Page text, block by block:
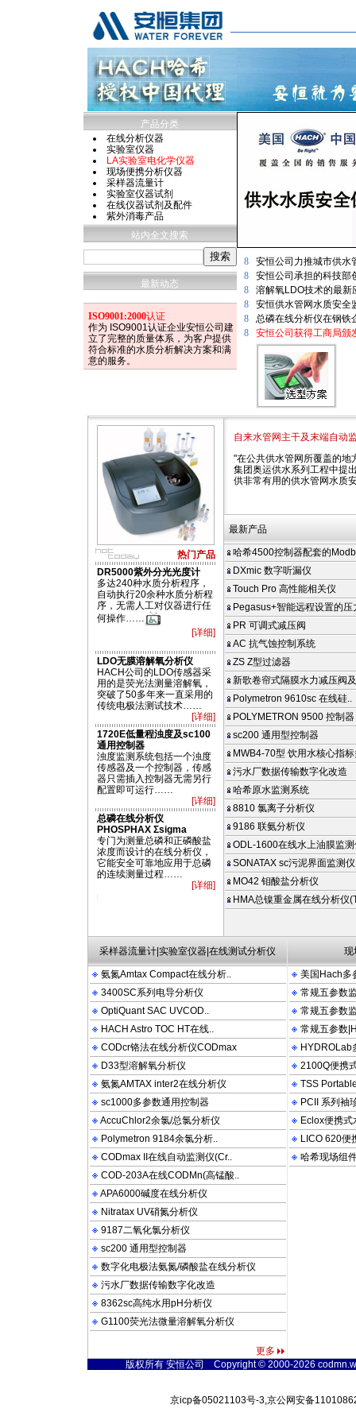
产品分类
在线分析仪器
实验室仪器
LA实验室电化学仪器
现场便携分析仪器
采样器流量计
实验室仪器试剂
在线仪器试剂及配件
紫外消毒产品
站内全文搜索
最新动态
ISO9001:2000认证
作为 ISO9001认证企业安恒公司建
立了完整的质量体系，为客户提供
符合标准的水质分析解决方案和满
意的服务。
8
安恒公司力推城市供水
8
安恒公司承担的科技部
8
溶解氧LDO技术的最新
8
安恒供水管网水质安全
8
总磷在线分析仪在钢铁
8
安恒公司获得工商局颁
热门产品
DR5000紫外分光光度计
多达240种水质分析程序，
自动执行20余种水质分析程
序，无需人工对仪器进行任
何操作……
[详细]
LDO无膜溶解氧分析仪
HACH公司的LDO传感器采
用的是荧光法测量溶解氧，
突破了50多年来一直采用的
传统电极法测试技术……
[详细]
1720E低量程浊度及sc100
通用控制器
浊度监测系统包括一个浊度
传感器及一个控制器，传感
器只需插入控制器无需另行
配置即可运行……
[详细]
总磷在线分析仪
PHOSPHAX Σsigma
专门为测量总磷和正磷酸盐
浓度而设计的在线分析仪，
它能安全可靠地应用于总磷
的连续测量过程……
[详细]
COM PACT 2100N 2100P 2100AN DRB200 FT660 LDO OTT HYDROLAB
自来水管网主干及末端自动
"在公共供水管网所覆盖的地
集团奥运供水系列工程中提
供非常有用的供水管网水质
最新产品
哈希4500控制器配套的
DXmic 数字听漏仪
Touch Pro 高性能相关仪
Pegasus+智能远程设置的压
PR 可调式减压阀
AC 抗气蚀控制系统
ZS Z型过滤器
新歌卷帘式隔膜水力减压阀
Polymetron 9610sc 在线硅..
POLYMETRON 9500 控制器
sc200 通用型控制器
MWB4-70型 饮用水核心指
污水厂数据传输数字化改造
哈希原水监测系统
8810 氯离子分析仪
9186 联氨分析仪
ODL-1600在线水上油膜监测
SONATAX sc污泥界面监测仪
MO42 钼酸盐分析仪
HMA总镍重金属在线分析仪
采样器流量计|实验室仪器|在线测试分析仪 现
氨氮Amtax Compact在线分析..
3400SC系列电导分析仪
OptiQuant SAC UVCOD..
HACH Astro TOC HT在线..
CODcr铬法在线分析仪CODmax
D33型溶解氧分析仪
氨氮AMTAX inter2在线分析仪
sc1000多参数通用控制器
AccuChlor2余氯/总氯分析仪
Polymetron 9184余氯分析..
CODmax II在线自动监测仪(Cr..
COD-203A在线CODMn(高锰酸..
APA6000碱度在线分析仪
Nitratax UV硝氮分析仪
9187二氧化氯分析仪
sc200 通用型控制器
数字化电极法氨氮/磷酸盐在线分析仪
污水厂数据传输数字化改造
8362sc高纯水用pH分析仪
G1100荧光法微量溶解氧分析仪
更多
美国Hach多
常规五参数
常规五参数
常规五参数
HYDROLab
2100Q便携
TSS
PCII 系列袖
Eclox便携式
LICO 620便
哈希现场组
版权所有 安恒公司 Copyright © 2000-2026
京icp备05021103号-3,京公网安备